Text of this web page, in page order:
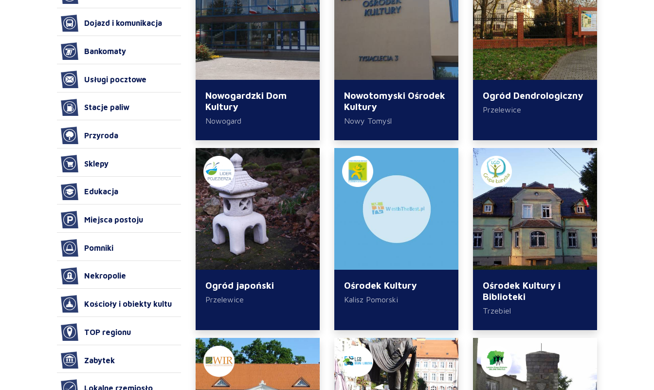
Nowogardzki Dom
Kultury
Nowogard
Nowotomyski Ośrodek
Kultury
Nowy Tomyśl
Ogród Dendrologiczny
Przelewice
Ogród japoński
Przelewice
Ośrodek Kultury
Kalisz Pomorski
Ośrodek Kultury i
Biblioteki
Trzebiel
Dojazd i komunikacja
Bankomaty
Usługi pocztowe
Stacje paliw
Przyroda
Sklepy
Edukacja
Miejsca postoju
Pomniki
Nekropolie
Kościoły i obiekty kultu
TOP regionu
Zabytek
Lokalne rzemiosło